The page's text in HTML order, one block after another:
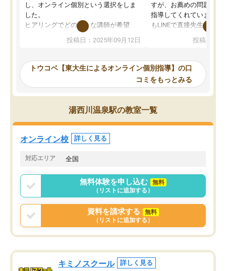
し、オンライン個別という選択をしま
した。
ヒアリングでどのような講師が希望
か、オプションは付帯するかなど選ぶ
事が出来ました。
ーティングを行い、その講師で良いか
見てから講師を決定する事ができま
す。
うちの子は、初回面談の講師の方で決
オンラインツールを使用した単語帳の
共有があり宿題もそちらで出される形
でした。
言う事で講師変更の申し出があり、あ
まりに短期での変更だった為、塾に通
う事にして退会しました。遅れも取り
戻せ、授業内容や講師の方は良かった
と思います。
投稿日：2025年09月12日
すが、お薦めの問題集や
指導してくれています。
もLINEで直接先生に質問
めれるので、個人に合
いなのがあり(有料)、受
ことをどんなスケジュー
くか相談したのですが、
ち期待したものではなく
内容でした。それでも明
やる気も出ましたし、苦
くなってきたようなので
投稿日：
トウコベ【東大生によるオンライン個別指導】の口
コミをもっとみる
湯西川温泉駅の教室一覧
オンライン校 詳しく見る
対応エリア 全国
無料体験を申し込む
無料
（リストに追加する）
資料を請求する
無料
（リストに追加する）
キミノスクール 詳しく見る